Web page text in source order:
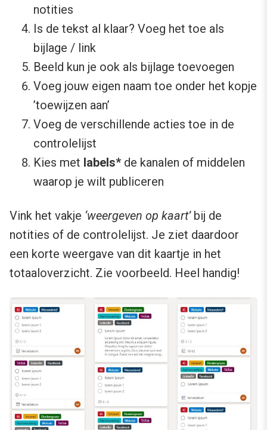
notities
Is de tekst al klaar? Voeg het toe als
bijlage / link
Beeld kun je ook als bijlage toevoegen
Voeg jouw eigen naam toe onder het kopje
’toewijzen aan’
Voeg de verschillende acties toe in de
controlelijst
Kies met labels*de kanalen of middelen
waarop je wilt publiceren
Vink het vakje ‘weergeven op kaart’ bij de
notities of de controlelijst. Je ziet daardoor
een korte weergave van dit kaartje in het
totaaloverzicht. Zie voorbeeld. Heel handig!